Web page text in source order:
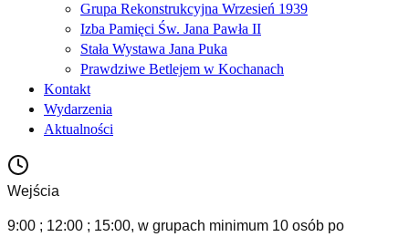
Grupa Rekonstrukcyjna Wrzesień 1939
Izba Pamięci Św. Jana Pawła II
Stała Wystawa Jana Puka
Prawdziwe Betlejem w Kochanach
Kontakt
Wydarzenia
Aktualności
Wejścia
9:00 ; 12:00 ; 15:00, w grupach minimum 10 osób po